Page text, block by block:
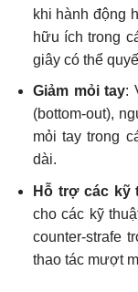
khi hành động
hữu ích trong
giây có thể
Giảm mỏi tay:
(bottom-out),
mỏi tay trong
dài.
Hỗ trợ các kỹ
cho các kỹ
counter-strafe
thao tác mượt